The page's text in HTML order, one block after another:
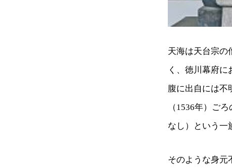
天海は天台宗の
く、徳川幕府
腹に出自には不
（1536年）ご
なし）という一
そのような身元